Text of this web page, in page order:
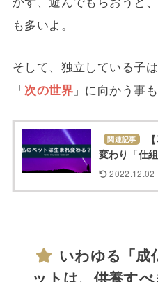
も多いよ。
そして、独立している子
「次の世界 」に向かう事も
関連記事
変わり「仕
2022.12.02
いわゆる「成
ットは、供養す